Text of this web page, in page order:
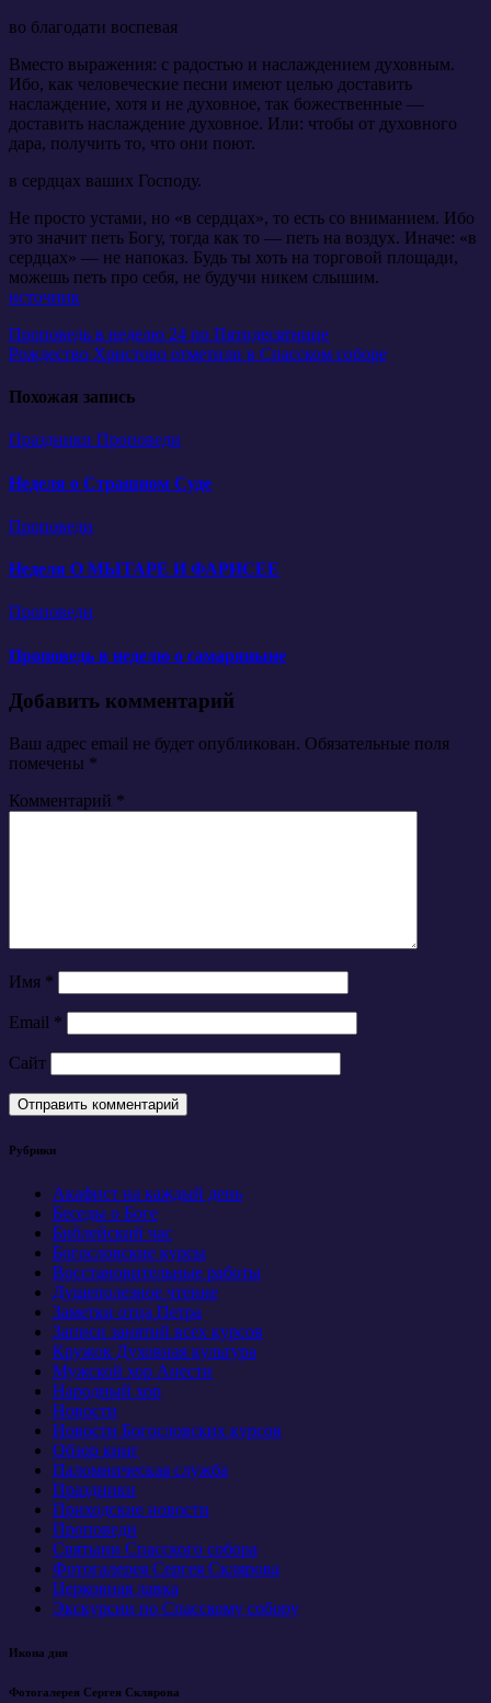
во благодати воспевая
Вместо выражения: с радостью и наслаждением духовным.
Ибо, как человеческие песни имеют целью доставить
наслаждение, хотя и не духовное, так божественные —
доставить наслаждение духовное. Или: чтобы от духовного
дара, получить то, что они поют.
в сердцах ваших Господу.
Не просто устами, но «в сердцах», то есть со вниманием. Ибо
это значит петь Богу, тогда как то — петь на воздух. Иначе: «в
сердцах» — не напоказ. Будь ты хоть на торговой площади,
можешь петь про себя, не будучи никем слышим.
источник
Навигация
по
записям
Проповедь в неделю 24 по Пятидесятнице
Рождество Христово отметили в Спасском соборе
Похожая запись
Праздники Проповеди
Неделя о Страшном Суде
Проповеди
Неделя О МЫТАРЕ И ФАРИСЕЕ
Проповеди
Проповедь в неделю о самаряныне
Добавить комментарий
Ваш адрес email не будет опубликован. Обязательные поля
помечены *
Комментарий *
Имя *
Email *
Сайт
Рубрики
Акафист на каждый день
Беседы о Боге
Библейский час
Богословские курсы
Восстановительные работы
Душеполезное чтение
Заметки отца Петра
Записи занятий всех курсов
Кружок Духовная культура
Мужской хор Анести
Народный хор
Новости
Новости Богословских курсов
Обзор книг
Паломническая служба
Праздники
Приходские новости
Проповеди
Святыни Спасского собора
Фотогалерея Сергея Склярова
Церковная лавка
Экскурсии по Спасскому собору
Икона дня
Фотогалерея Сергея Склярова